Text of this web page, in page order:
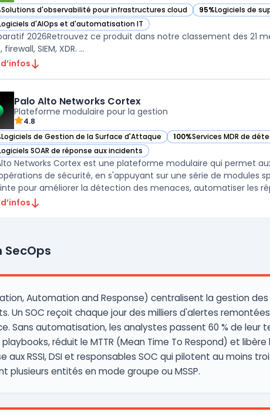
Solutions d'observabilité pour infrastructures cloud
Splunk dans cette catégorie 95%Logiciels de
— voir Splunk dans
d'AIOps et d'automatisation IT
Splunk dans cette catégorie
2026Retrouvez ce produit dans notre classement des 21
firewall, SIEM, XDR. ...
Palo Alto Networks Cortex
Plateforme modulaire pour la gestion
4.8
Logiciels de Gestion de la Surface d'Attaque
Palo Alto Networks Cortex dans cette catégorie100%Services MDR de
— voir Palo Alto Networks
SOAR de réponse aux incidents
Palo Alto Networks Cortex dans cette catégorie
Networks Cortex est une plateforme modulaire qui permet
de sécurité, en s'appuyant sur une série de modules
pour améliorer la détection des menaces, automatiser les
SecOps
Automation and Response) centralisent la gestion
SOC reçoit chaque jour des milliers d'alertes remontées
Sans automatisation, les analystes passent 60 % de leur
réduit le MTTR (Mean Time To Respond) et
RSSI, DSI et responsables SOC qui pilotent au moins
plusieurs entités en mode groupe ou MSSP.